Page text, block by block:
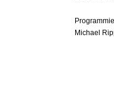
Michael